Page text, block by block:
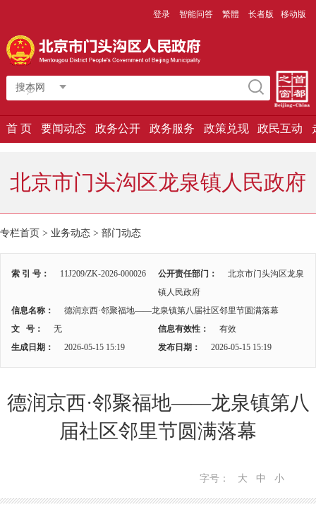
登录 智能问答 繁體 长者版 移动版
搜本网
首 页 要闻动态 政务公开 政务服务 政策兑现 政民互动
北京市门头沟区龙泉镇人民政府
专栏首页 > 业务动态 > 部门动态
索 引 号： 11J209/ZK-2026-000026 公开责任部门：
北京市门头沟区龙泉
镇人民政府
信息名称：
德润京西·邻聚福地——龙泉镇第八届社区邻里节圆满落幕
文 号：
无 信息有效性：
有效
生成日期：
2026-05-15 15:19 发布日期： 2026-05-15 15:19
德润京西·邻聚福地——龙泉镇第八
届社区邻里节圆满落幕
字号： 大 中 小